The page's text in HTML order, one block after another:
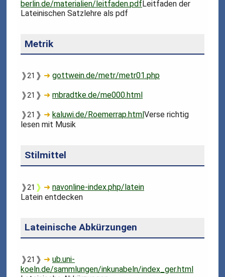
berlin.de/materialien/leitfaden.pdfLeitfaden der
Lateinischen Satzlehre als pdf
Metrik
❱21 ❱ ➜gottwein.de/metr/metr01.php
❱21 ❱ ➜mbradtke.de/me000.html
❱21 ❱ ➜ kaluwi.de/Roemerrap.htmlVerse richtig
lesen mit Musik
Stilmittel
❱21 ❱ ➜navonline-index.php/latein
Latein entdecken
Lateinische Abkürzungen
❱21 ❱ ➜ub.uni-
koeln.de/sammlungen/inkunabeln/index_ger.html